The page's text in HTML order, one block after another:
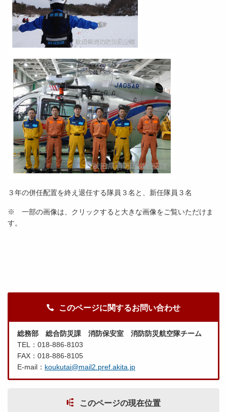
３年の併任配置を終え退任する隊員３名と、新任隊員３名
※ 一部の画像は、クリックすると大きな画像をご覧いただけま
す。
このページに関するお問い合わせ
総務部 総合防災課 消防保安室 消防防災航空隊チーム
TEL：018-886-8103
FAX：018-886-8105
E-mail： koukutai@mail2.pref.akita.jp
このページの現在位置